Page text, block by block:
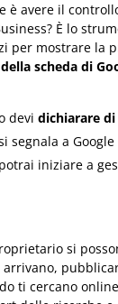
avere il
È lo
mostrare la
scheda di
devi dichiarare
segnala a
iniziare a
si
ti cercano